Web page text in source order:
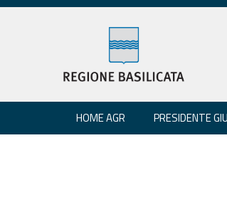
HOME AGR PRESIDENTE